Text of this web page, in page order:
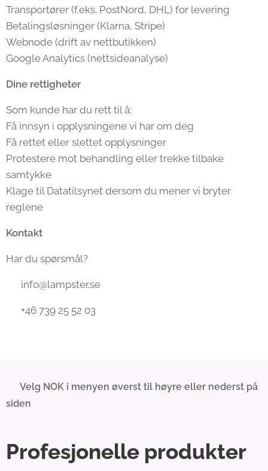
Transportører (f.eks. PostNord, DHL) for levering
Betalingsløsninger (Klarna, Stripe)
Webnode (drift av nettbutikken)
Google Analytics (nettsideanalyse)
Dine rettigheter
Som kunde har du rett til å:
Få innsyn i opplysningene vi har om deg
Få rettet eller slettet opplysninger
Protestere mot behandling eller trekke tilbake
samtykke
Klage til Datatilsynet dersom du mener vi bryter
reglene
Kontakt
Har du spørsmål?
📧 info@lampster.se
📞 +46 739 25 52 03
💰 Velg NOK i menyen øverst til høyre eller nederst på
siden
Profesjonelle produkter